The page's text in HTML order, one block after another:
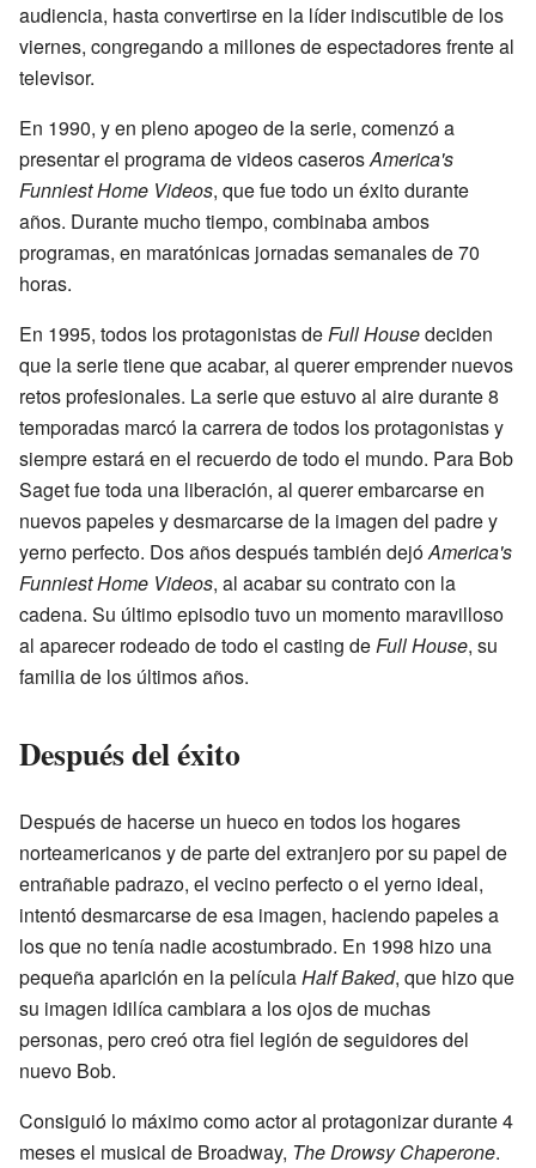
audiencia, hasta convertirse en la líder indiscutible de los
viernes, congregando a millones de espectadores frente al
televisor.
En 1990, y en pleno apogeo de la serie, comenzó a
presentar el programa de videos caserosAmerica's
Funniest Home Videos, que fue todo un éxito durante
años. Durante mucho tiempo, combinaba ambos
programas, en maratónicas jornadas semanales de 70
horas.
En 1995, todos los protagonistas deFull Housedeciden
que la serie tiene que acabar, al querer emprender nuevos
retos profesionales. La serie que estuvo al aire durante 8
temporadas marcó la carrera de todos los protagonistas y
siempre estará en el recuerdo de todo el mundo. Para Bob
Saget fue toda una liberación, al querer embarcarse en
nuevos papeles y desmarcarse de la imagen del padre y
yerno perfecto. Dos años después también dejóAmerica's
Funniest Home Videos, al acabar su contrato con la
cadena. Su último episodio tuvo un momento maravilloso
al aparecer rodeado de todo el casting deFull House, su
familia de los últimos años.
Después del éxito
Después de hacerse un hueco en todos los hogares
norteamericanos y de parte del extranjero por su papel de
entrañable padrazo, el vecino perfecto o el yerno ideal,
intentó desmarcarse de esa imagen, haciendo papeles a
los que no tenía nadie acostumbrado. En 1998 hizo una
pequeña aparición en la películaHalf Baked, que hizo que
su imagen idilíca cambiara a los ojos de muchas
personas, pero creó otra fiel legión de seguidores del
nuevo Bob.
Consiguió lo máximo como actor al protagonizar durante 4
meses el musical de Broadway, The Drowsy Chaperone.